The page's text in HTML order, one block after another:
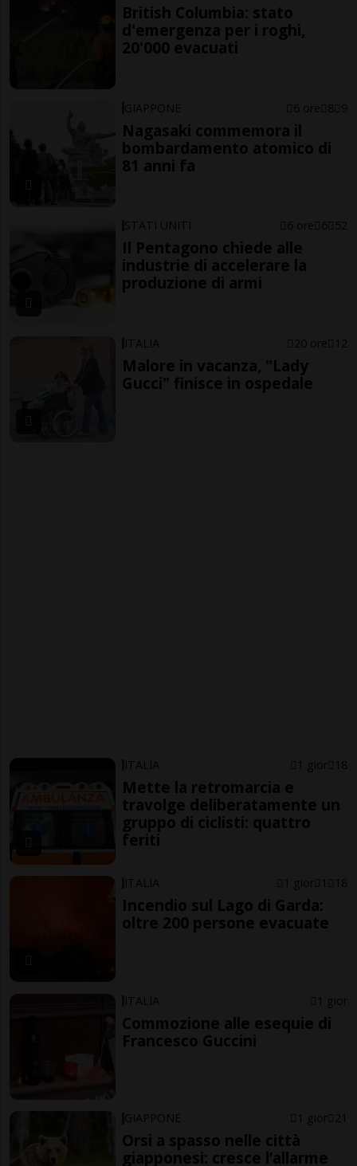
British Columbia: stato
d'emergenza per i roghi,
20'000 evacuati
GIAPPONE 6 ore 8 9
Nagasaki commemora il
bombardamento atomico di
81 anni fa
STATI UNITI 6 ore 6 52
Il Pentagono chiede alle
industrie di accelerare la
produzione di armi
ITALIA 20 ore 12
Malore in vacanza, "Lady
Gucci" finisce in ospedale
ITALIA 1 gior 18
Mette la retromarcia e
travolge deliberatamente un
gruppo di ciclisti: quattro
feriti
ITALIA 1 gior 1 18
Incendio sul Lago di Garda:
oltre 200 persone evacuate
ITALIA 1 gior
Commozione alle esequie di
Francesco Guccini
GIAPPONE 1 gior 21
Orsi a spasso nelle città
giapponesi: cresce l’allarme